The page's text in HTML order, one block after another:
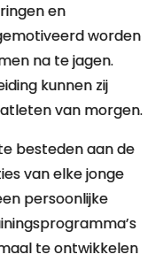
en
worden
na te jagen.
kunnen zij
van morgen.
besteden aan de
van elke jonge
persoonlijke
te ontwikkelen